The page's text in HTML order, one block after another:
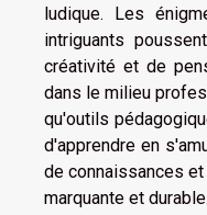
ludique. Les
intriguants
créativité et de
dans le milieu
qu'outils
d'apprendre en
de connaissances
marquante et durable.